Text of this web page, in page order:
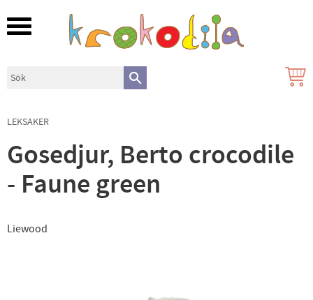
Meny
LEKSAKER
Gosedjur, Berto crocodile
- Faune green
Liewood